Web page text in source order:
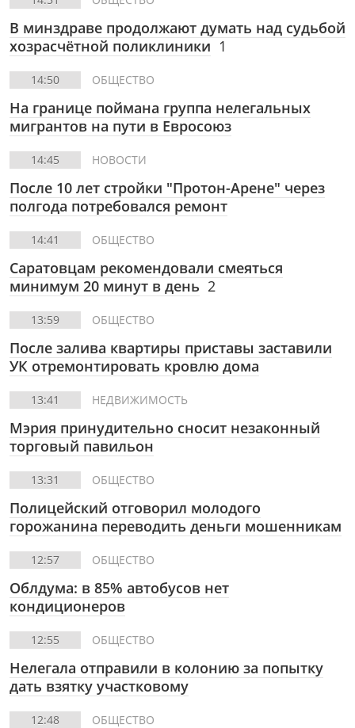
В минздраве продолжают думать над судьбой
хозрасчётной поликлиники 1
14:50 ОБЩЕСТВО
На границе поймана группа нелегальных
мигрантов на пути в Евросоюз
14:45 НОВОСТИ
После 10 лет стройки "Протон-Арене" через
полгода потребовался ремонт
14:41 ОБЩЕСТВО
Саратовцам рекомендовали смеяться
минимум 20 минут в день 2
13:59 ОБЩЕСТВО
После залива квартиры приставы заставили
УК отремонтировать кровлю дома
13:41 НЕДВИЖИМОСТЬ
Мэрия принудительно сносит незаконный
торговый павильон
13:31 ОБЩЕСТВО
Полицейский отговорил молодого
горожанина переводить деньги мошенникам
12:57 ОБЩЕСТВО
Облдума: в 85% автобусов нет
кондиционеров
12:55 ОБЩЕСТВО
Нелегала отправили в колонию за попытку
дать взятку участковому
12:48 ОБЩЕСТВО